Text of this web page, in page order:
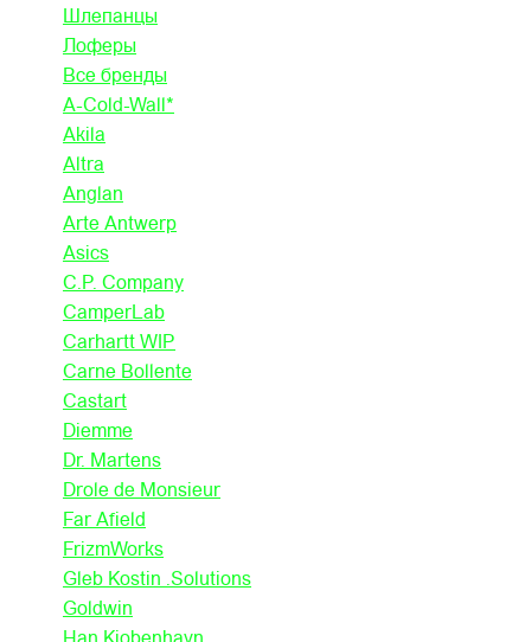
Шлепанцы
Лоферы
Все бренды
A-Cold-Wall*
Akila
Altra
Anglan
Arte Antwerp
Asics
C.P. Company
CamperLab
Carhartt WIP
Carne Bollente
Castart
Diemme
Dr. Martens
Drole de Monsieur
Far Afield
FrizmWorks
Gleb Kostin .Solutions
Goldwin